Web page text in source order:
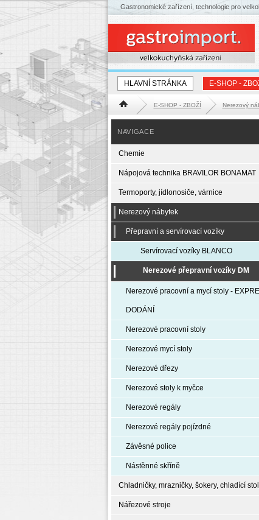
HLAVNÍ STRÁNKA E-SHOP -
Hlavní stránka E-SHOP - ZBOŽÍ Nerezový
NAVIGACE
Chemie
Nápojová technika BRAVILOR BONAMAT
Termoporty, jídlonosiče, várnice
Nerezový nábytek
Přepravní a servírovací vozíky
Servírovací vozíky BLANCO
Nerezové přepravní vozíky DM
Nerezové pracovní a mycí stoly -
DODÁNÍ
Nerezové pracovní stoly
Nerezové mycí stoly
Nerezové dřezy
Nerezové stoly k myčce
Nerezové regály
Nerezové regály pojízdné
Závěsné police
Nástěnné skříně
Chladničky, mrazničky, šokery, chladící
Nářezové stroje
Gastronomické zařízení, technologie pro